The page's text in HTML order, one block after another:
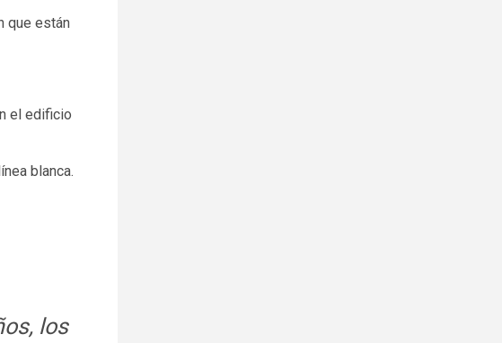
que están
el edificio
blanca.
los